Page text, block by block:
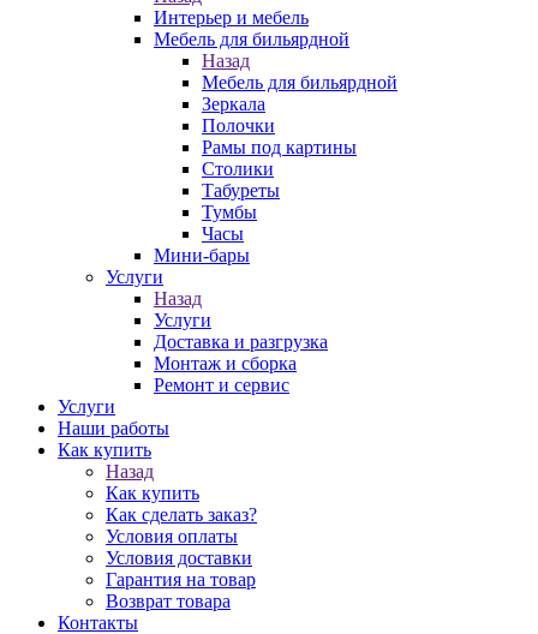
Интерьер и мебель
Мебель для бильярдной
Назад
Мебель для бильярдной
Зеркала
Полочки
Рамы под картины
Столики
Табуреты
Тумбы
Часы
Мини-бары
Услуги
Назад
Услуги
Доставка и разгрузка
Монтаж и сборка
Ремонт и сервис
Услуги
Наши работы
Как купить
Назад
Как купить
Как сделать заказ?
Условия оплаты
Условия доставки
Гарантия на товар
Возврат товара
Контакты